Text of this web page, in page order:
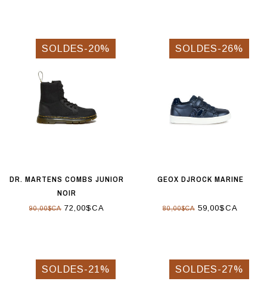
SOLDES-20%
DR. MARTENS COMBS JUNIOR
NOIR
90,00$CA 72,00$CA
SOLDES-26%
GEOX DJROCK MARINE
80,00$CA 59,00$CA
SOLDES-21% SOLDES-27%